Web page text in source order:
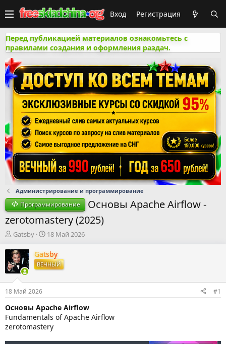
Вход Регистрация
Перед публикацией материалов ознакомьтесь с
правилами создания и оформления раздач.
Администрирование и программирование
Программирование
Основы Apache Airflow -
zerotomastery (2025)
А
т
о
р
т
е
м
ы
Gatsby
Д
т
а
н
а
л
а
18 Май 2026
Gatsby
ВЕЧНЫЙ
18 Май 2026 #1
Основы Apache Airflow
Fundamentals of Apache Airflow
zerotomastery